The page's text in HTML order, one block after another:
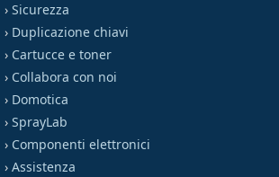
› Sicurezza
› Duplicazione chiavi
› Cartucce e toner
› Collabora con noi
› Domotica
› SprayLab
› Componenti elettronici
› Assistenza